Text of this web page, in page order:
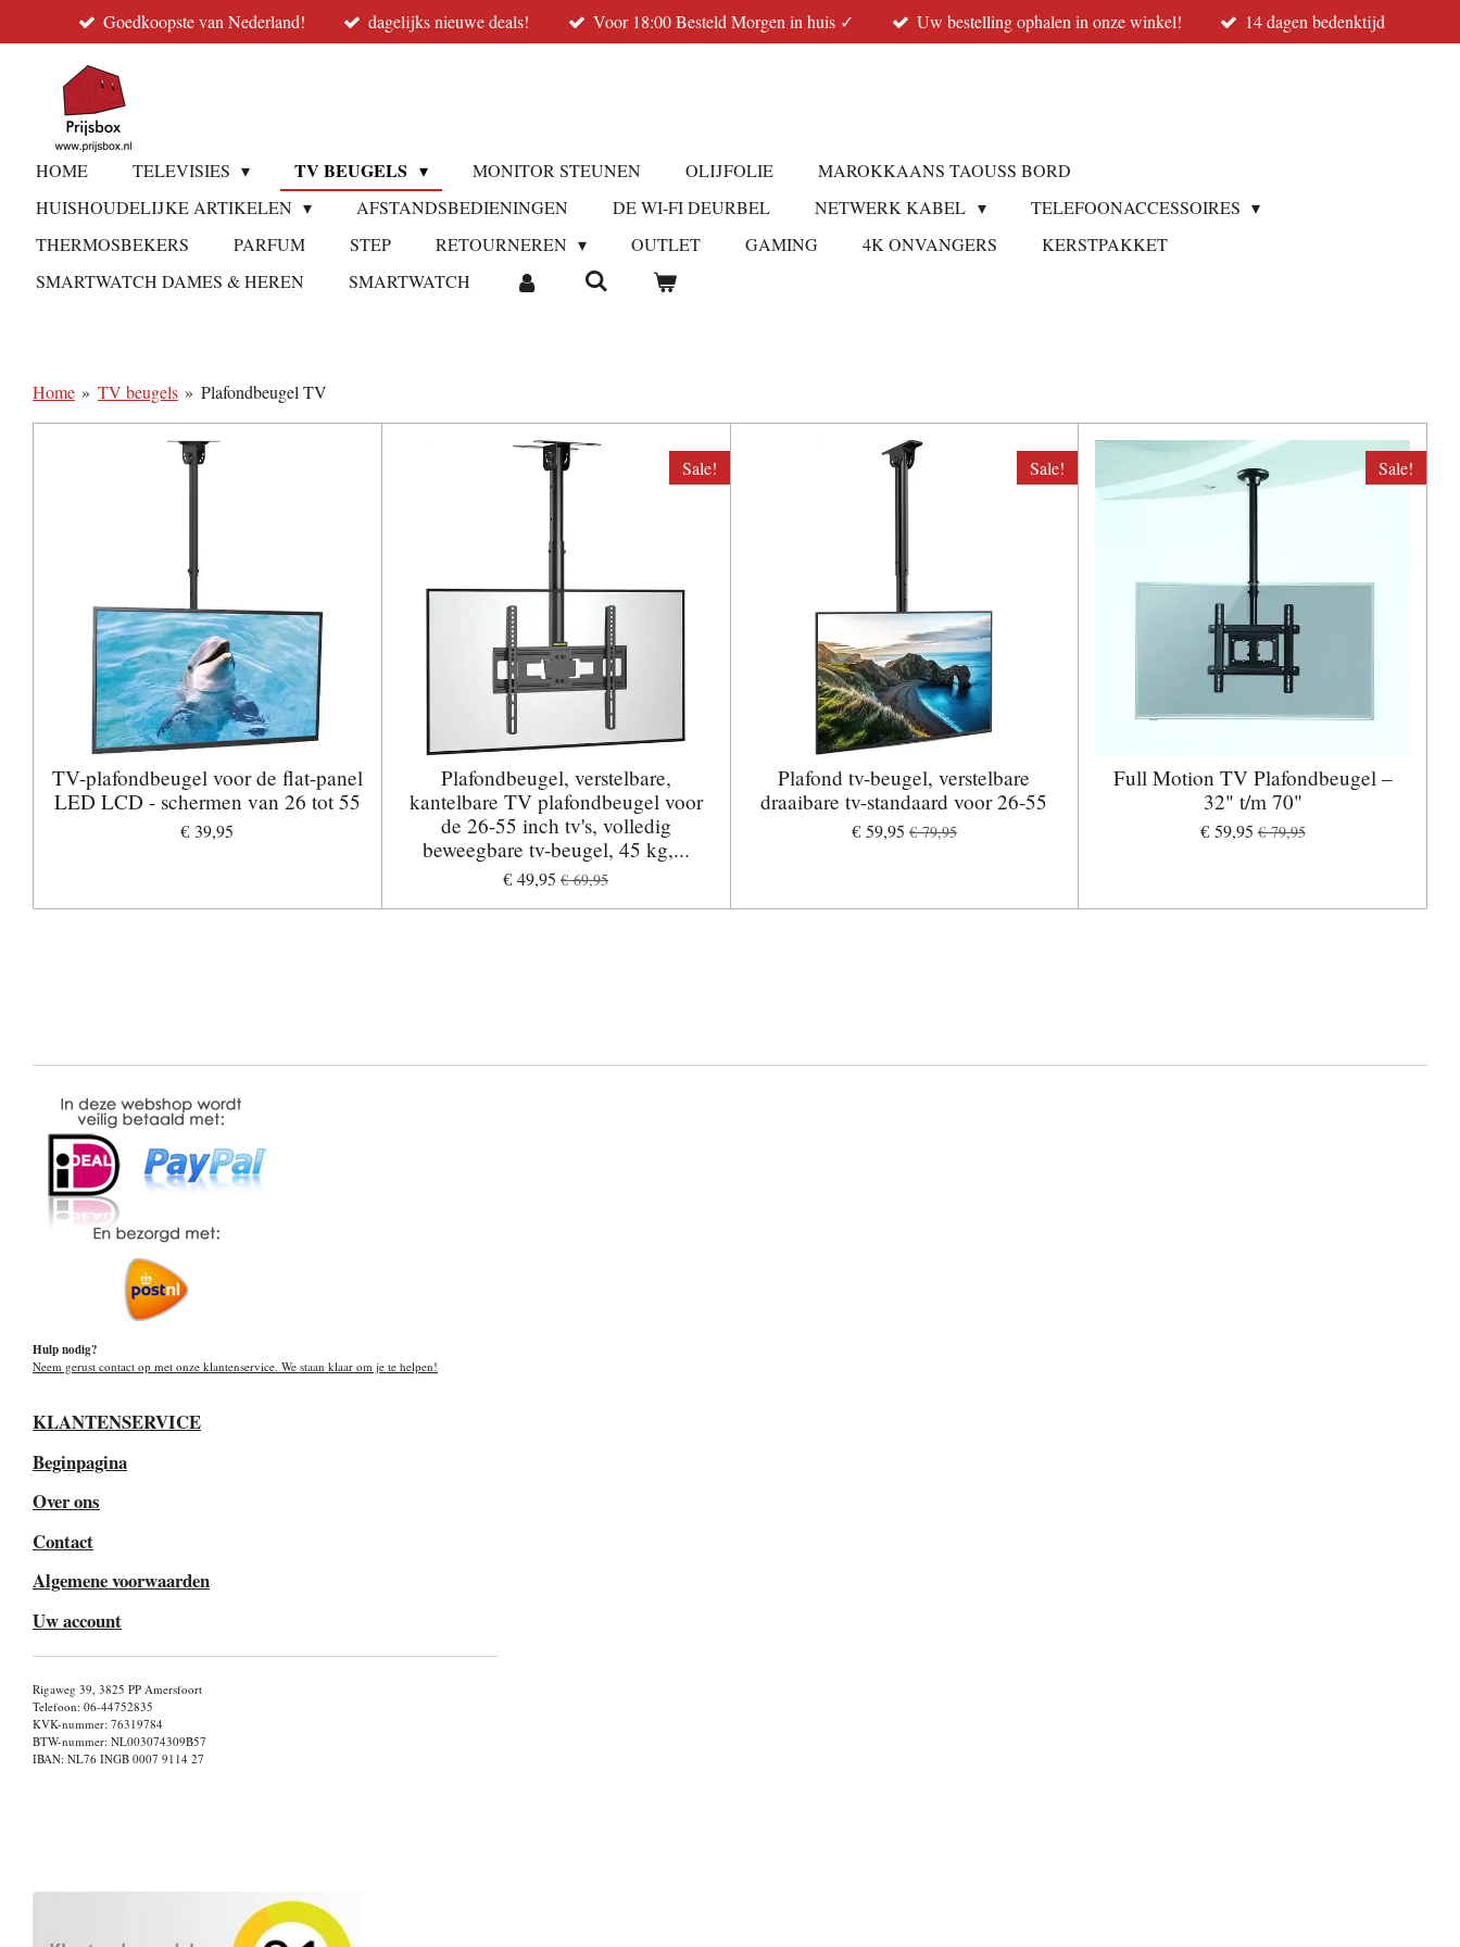
direct
hoofdinhoud
Goedkoopste van Nederland! dagelijks nieuwe deals! Voor 18:00 Besteld Morgen in huis ✓ Uw bestelling ophalen in onze winkel! 14 dagen bedenktijd
HOME TELEVISIES TV BEUGELS MONITOR STEUNEN OLIJFOLIE
MAROKKAANS TAOUSS BORD
HUISHOUDELIJKE ARTIKELEN
AFSTANDSBEDIENINGEN DE WI-FI DEURBEL NETWERK KABEL
TELEFOONACCESSOIRES
THERMOSBEKERS
PARFUM STEP RETOURNEREN OUTLET GAMING 4K ONVANGERS
KERSTPAKKET
SMARTWATCH DAMES & HEREN
SMARTWATCH
Home » TV beugels » Plafondbeugel TV
TV-plafondbeugel voor de flat-panel
LED LCD - schermen van 26 tot 55
€ 39,95
Sale!
Plafondbeugel, verstelbare,
kantelbare TV plafondbeugel voor
de 26-55 inch tv's, volledig
beweegbare tv-beugel, 45 kg,...
€ 49,95 € 69,95
Sale!
Plafond tv-beugel, verstelbare
draaibare tv-standaard voor 26-55
€ 59,95 € 79,95
Sale!
Full Motion TV Plafondbeugel –
32" t/m 70"
€ 59,95 € 79,95
Hulp nodig?
Neem gerust contact op met onze klantenservice. We staan klaar om je te helpen!
KLANTENSERVICE
Beginpagina
Over ons
Contact
Algemene voorwaarden
Uw account
Rigaweg 39, 3825 PP Amersfoort
Telefoon: 06-44752835
KVK-nummer: 76319784
BTW-nummer: NL003074309B57
IBAN: NL76 INGB 0007 9114 27